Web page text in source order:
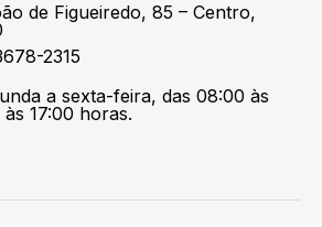
de Figueiredo, 85 – Centro,
2315
a sexta-feira, das 08:00 às
17:00 horas.